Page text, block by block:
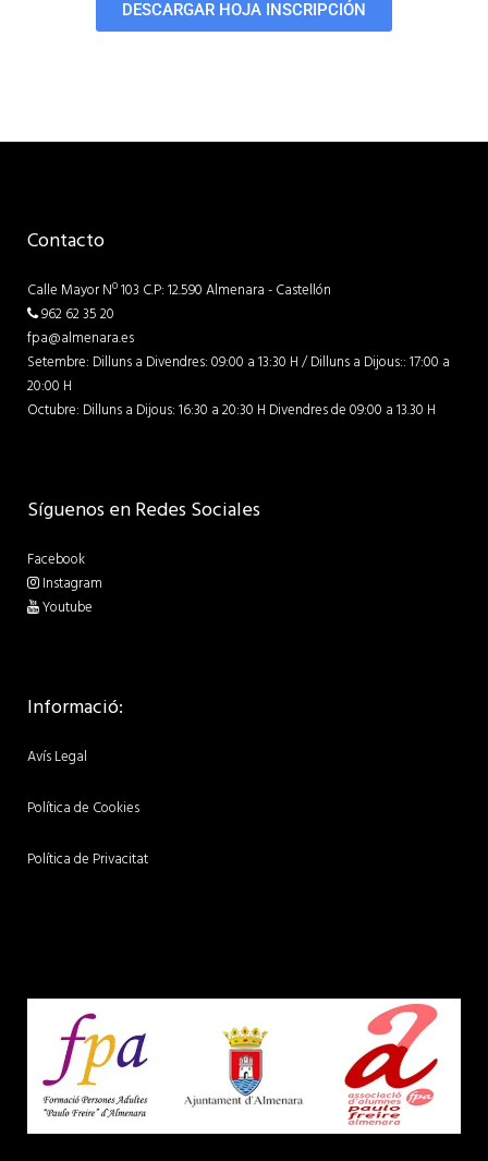
DESCARGAR HOJA INSCRIPCIÓN
Contacto
Calle Mayor Nº 103 C.P: 12.590 Almenara - Castellón
962 62 35 20
fpa@almenara.es
Setembre: Dilluns a Divendres: 09:00 a 13:30 H / Dilluns a Dijous:: 17:00 a
20:00 H
Octubre: Dilluns a Dijous: 16:30 a 20:30 H Divendres de 09:00 a 13.30 H
Síguenos en Redes Sociales
Facebook
Instagram
Youtube
Informació:
Avís Legal
Política de Cookies
Política de Privacitat